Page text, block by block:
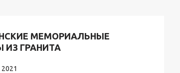
МЕМОРИАЛЬНЫЕ
ИЗ ГРАНИТА
2021